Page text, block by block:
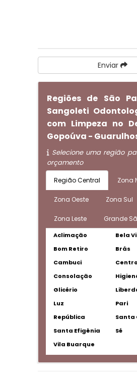
Enviar
Regiões de São
Sangoleti
com Limpeza no
Gopoúva -
Selecione uma região
orçamento
Região Central Zona
Zona Oeste Zona Sul
Zona Leste Grande
Aclimação
Bela
Bom Retiro
Brás
Cambuci
Centro
Consolação
Glicério
Luz
Pari
República
Santa
Santa Efigênia
Sé
Vila Buarque